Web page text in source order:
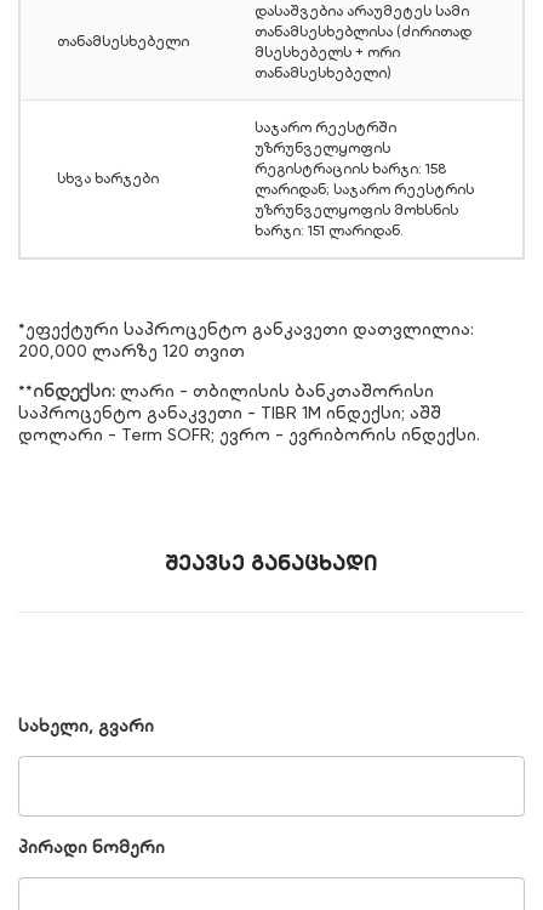
თანამსესხებელი
დასაშვებია არაუმეტეს სამი
თანამსესხებლისა (ძირითად
მსესხებელს + ორი
თანამსესხებელი)
სხვა ხარჯები
საჯარო რეესტრში
უზრუნველყოფის
რეგისტრაციის ხარჯი: 158
ლარიდან; საჯარო რეესტრის
უზრუნველყოფის მოხსნის
ხარჯი: 151 ლარიდან.
*ეფექტური საპროცენტო განკავეთი დათვლილია:
200,000 ლარზე 120 თვით
**ინდექსი: ლარი - თბილისის ბანკთაშორისი
საპროცენტო განაკვეთი - TIBR 1M ინდექსი; აშშ
დოლარი - Term SOFR; ევრო - ევრიბორის ინდექსი.
შეავსე განაცხადი
სახელი, გვარი
პირადი ნომერი